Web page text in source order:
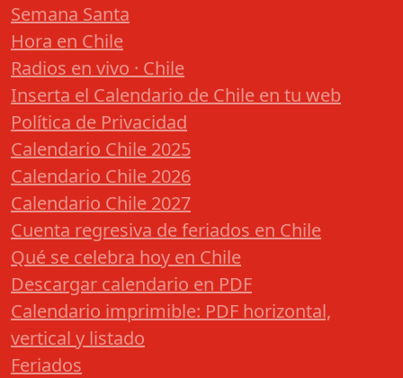
Semana Santa
Hora en Chile
Radios en vivo · Chile
Inserta el Calendario de Chile en tu web
Política de Privacidad
Calendario Chile 2025
Calendario Chile 2026
Calendario Chile 2027
Cuenta regresiva de feriados en Chile
Qué se celebra hoy en Chile
Descargar calendario en PDF
Calendario imprimible: PDF horizontal,
vertical y listado
Feriados